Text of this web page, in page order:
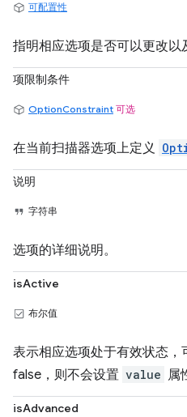
可配置性
指明相应选项是否可以更改以
项限制条件
OptionConstraint 可选
在当前扫描器选项上定义
说明
字符串
选项的详细说明。
isActive
布尔值
表示相应选项处于有效状态，
false，则不会设置 value 属
isAdvanced